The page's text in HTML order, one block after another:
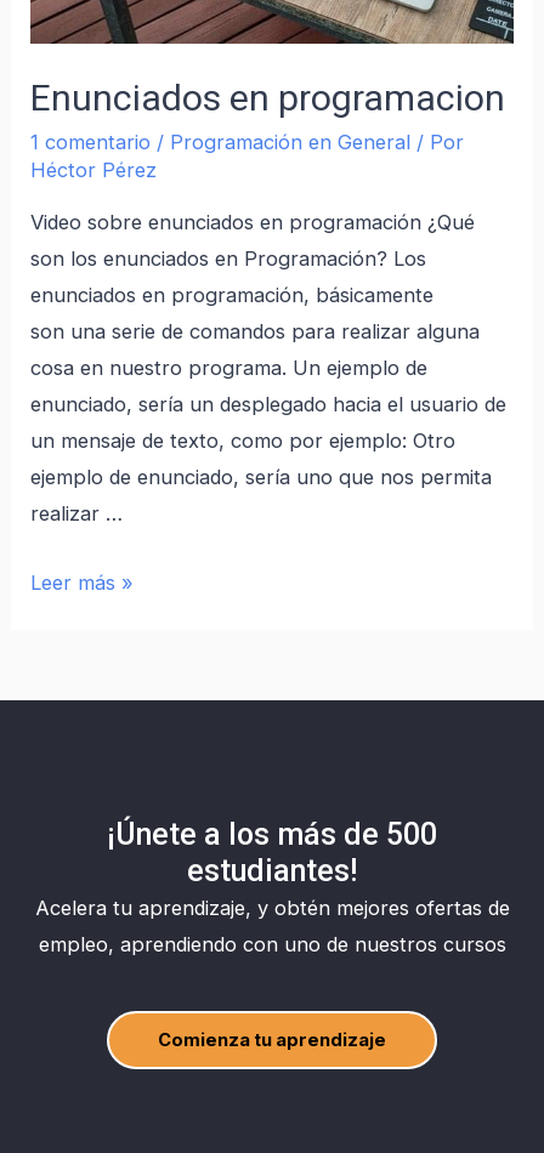
Enunciados en programacion
1 comentario / Programación en General / Por
Héctor Pérez
Video sobre enunciados en programación ¿Qué
son los enunciados en Programación? Los
enunciados en programación, básicamente
son una serie de comandos para realizar alguna
cosa en nuestro programa. Un ejemplo de
enunciado, sería un desplegado hacia el usuario de
un mensaje de texto, como por ejemplo: Otro
ejemplo de enunciado, sería uno que nos permita
realizar …
Leer más »
¡Únete a los más de 500
estudiantes!
Acelera tu aprendizaje, y obtén mejores ofertas de
empleo, aprendiendo con uno de nuestros cursos
Comienza tu aprendizaje